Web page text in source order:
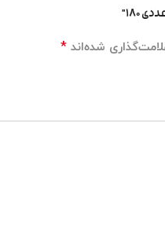
۱۸۰”
شده‌اند *